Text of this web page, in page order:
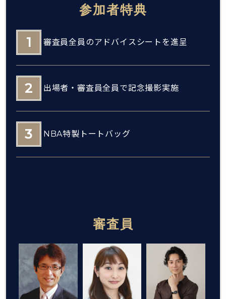
参加者特典
審査員全員のアドバイスシートを進呈
出場者・審査員全員で記念撮影実施
NBA特製トートバッグ
審査員